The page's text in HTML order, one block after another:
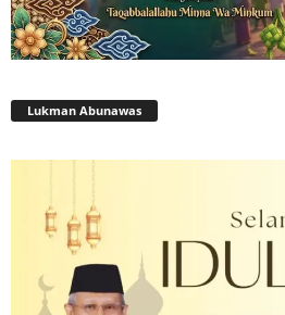
Lukman Abunawas